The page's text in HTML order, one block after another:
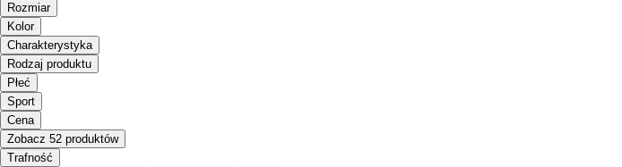
Rozmiar
Kolor
Charakterystyka
Rodzaj produktu
Płeć
Sport
Cena
Zobacz 52 produktów
Trafność